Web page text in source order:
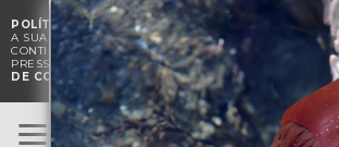
POLÍTICA DE COOKIES. O CMIA UTILIZA COOKIES
A SUA EXPERIÊNCIA DE NAVEGAÇÃO E PARA FINS
CONTINUAÇÃO DA UTILIZAÇÃO DESTE WEBSITE E
PRESSUPÕE A ACEITAÇÃO DA UTILIZAÇÃO DE
DE COOKIES
BioRegisto